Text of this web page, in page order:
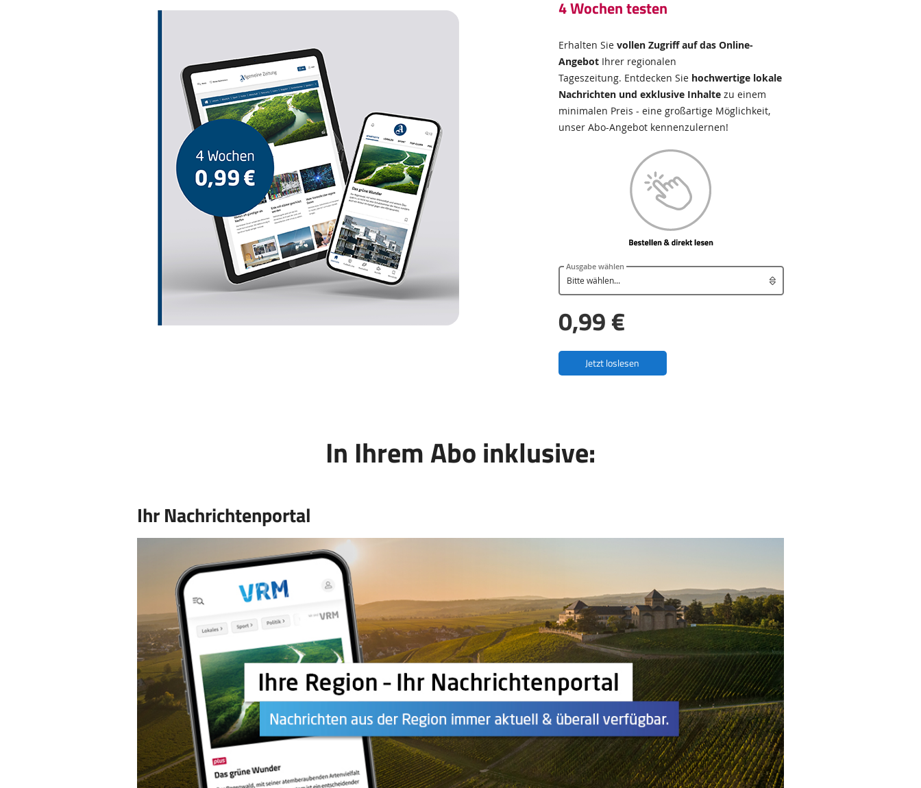
4 Wochen testen
Erhalten Sie vollen Zugriff auf das Online-
AngebotIhrer regionalen
Tageszeitung. Entdecken Sie hochwertige lokale
Nachrichten und exklusive Inhaltezu einem
minimalen Preis - eine großartige Möglichkeit,
unser Abo-Angebot kennenzulernen!
Ausgabe wählen
0,99 €
Jetzt loslesen
In Ihrem Abo inklusive:
Ihr Nachrichtenportal